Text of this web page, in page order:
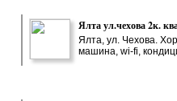
Ялта ул.чехова 2к.
Ялта, ул. Чехова.
машина, wi-fi,